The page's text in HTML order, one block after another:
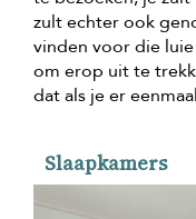
zult echter ook
vinden voor die
om erop uit te
dat als je er
Slaapkamers